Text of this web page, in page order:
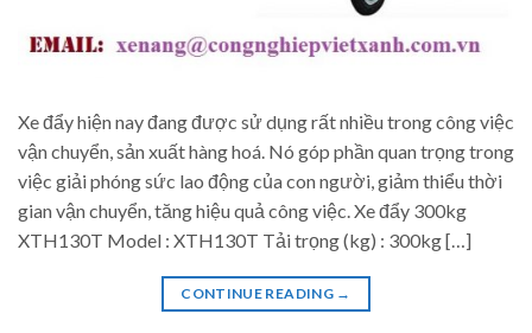
Xe đẩy hiện nay đang được sử dụng rất nhiều trong công việc
vận chuyển, sản xuất hàng hoá. Nó góp phần quan trọng trong
việc giải phóng sức lao động của con người, giảm thiểu thời
gian vận chuyển, tăng hiệu quả công việc. Xe đẩy 300kg
XTH130T Model : XTH130T Tải trọng (kg) : 300kg […]
CONTINUE READING →